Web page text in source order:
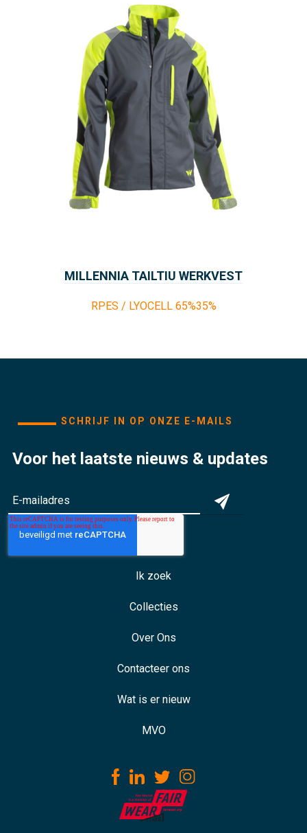
MILLENNIA TAILTIU WERKVEST
RPES / LYOCELL 65%35%
SCHRIJF IN OP ONZE E-MAILS
Voor het laatste nieuws & updates
Ik zoek
Collecties
Over Ons
Contacteer ons
Wat is er nieuw
MVO